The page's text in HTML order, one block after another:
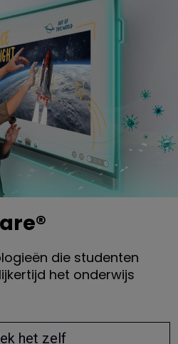
die studenten
het onderwijs
het zelf